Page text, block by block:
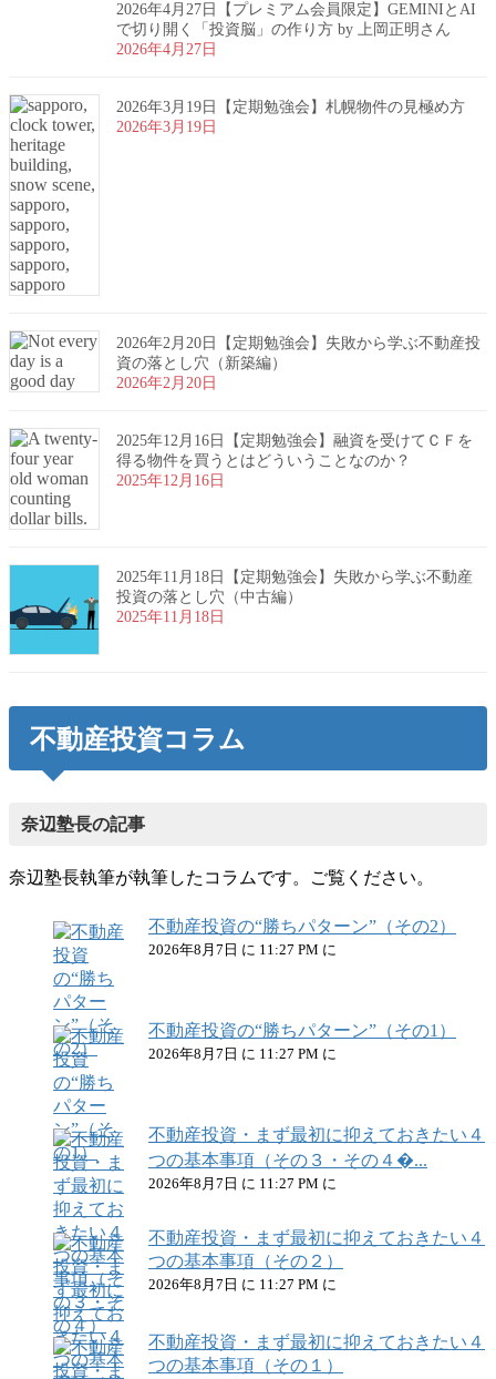
2026年4月27日【プレミアム会員限定】GEMINIとAI
で切り開く「投資脳」の作り方 by 上岡正明さん
2026年4月27日
2026年3月19日【定期勉強会】札幌物件の見極め方
2026年3月19日
2026年2月20日【定期勉強会】失敗から学ぶ不動産投
資の落とし穴（新築編）
2026年2月20日
2025年12月16日【定期勉強会】融資を受けてＣＦを
得る物件を買うとはどういうことなのか？
2025年12月16日
2025年11月18日【定期勉強会】失敗から学ぶ不動産
投資の落とし穴（中古編）
2025年11月18日
不動産投資コラム
奈辺塾長の記事
奈辺塾長執筆が執筆したコラムです。ご覧ください。
不動産投資の“勝ちパターン”（その2）
2026年8月7日 に 11:27 PM に
不動産投資の“勝ちパターン”（その1）
2026年8月7日 に 11:27 PM に
不動産投資・まず最初に抑えておきたい４
つの基本事項（その３・その４�...
2026年8月7日 に 11:27 PM に
不動産投資・まず最初に抑えておきたい４
つの基本事項（その２）
2026年8月7日 に 11:27 PM に
不動産投資・まず最初に抑えておきたい４
つの基本事項（その１）